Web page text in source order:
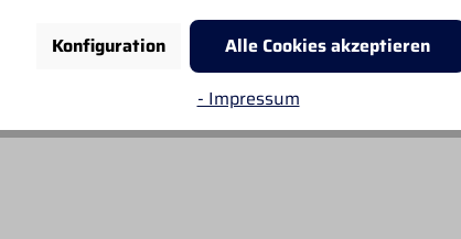
Konfiguration
Alle Cookies akzeptieren
- Impressum